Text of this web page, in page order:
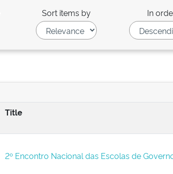
Sort items by In
Title
2º Encontro Nacional das Escolas de